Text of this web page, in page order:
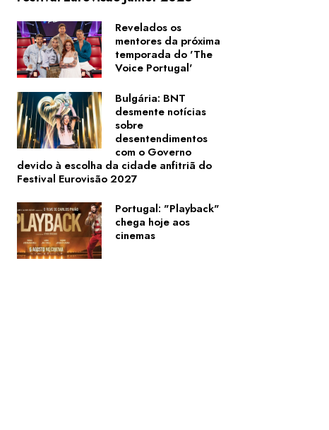
Revelados os
mentores da próxima
temporada do 'The
Voice Portugal'
Bulgária: BNT
desmente notícias
sobre
desentendimentos
com o Governo
devido à escolha da cidade anfitriã do
Festival Eurovisão 2027
Portugal: "Playback"
chega hoje aos
cinemas